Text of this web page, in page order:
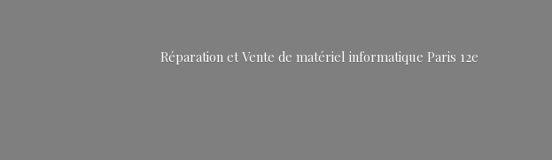
Réparation et Vente de matériel informatique Paris 12e